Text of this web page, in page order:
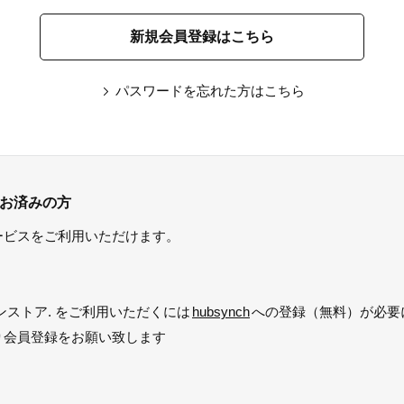
パスワードを忘れた方はこちら
済みの方
スをご利用いただけます。
トア. をご利用いただくには hubsynchへの登録（無料）が必要
員登録をお願い致します